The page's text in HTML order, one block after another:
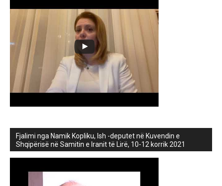
Fjalimi nga Namik Kopliku, Ish -deputet në Kuvendin e
Shqipërisë në Samitin e Iranit të Lirë, 10-12 korrik 2021